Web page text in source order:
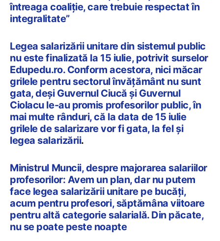
întreaga coaliție, care trebuie respectat în
integralitate”
Legea salarizării unitare din sistemul public
nu este finalizată la 15 iulie, potrivit surselor
Edupedu.ro. Conform acestora, nici măcar
grilele pentru sectorul învățământ nu sunt
gata, deși Guvernul Ciucă și Guvernul
Ciolacu le-au promis profesorilor public, în
mai multe rânduri, că la data de 15 iulie
grilele de salarizare vor fi gata, la fel și
legea salarizării.
Ministrul Muncii, despre majorarea salariilor
profesorilor: Avem un plan, dar nu putem
face legea salarizării unitare pe bucăţi,
acum pentru profesori, săptămâna viitoare
pentru altă categorie salarială. Din păcate,
nu se poate peste noapte